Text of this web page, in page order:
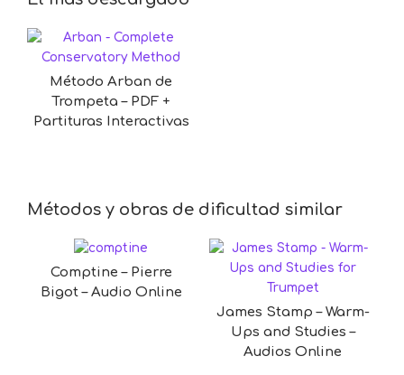
Método Arban de
Trompeta – PDF +
Partituras Interactivas
Métodos y obras de dificultad similar
Comptine – Pierre
Bigot – Audio Online
James Stamp – Warm-
Ups and Studies –
Audios Online